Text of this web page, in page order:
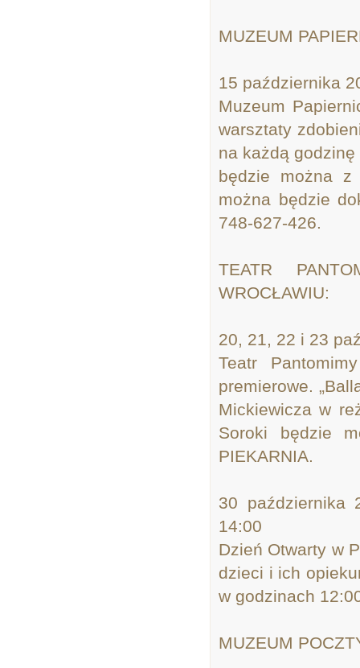
MUZEUM
15 października
Muzeum
warsztaty
na każdą
będzie można z
można będzie
748-627-426.
TEATR
WROCŁAWIU:
20, 21, 22 i 23
Teatr
premierowe.
Mickiewicza w
Soroki będzie
PIEKARNIA.
30 października
14:00
Dzień Otwarty w
dzieci i ich
w godzinach
MUZEUM